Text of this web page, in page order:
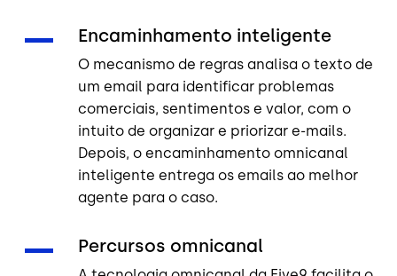
Encaminhamento inteligente
O mecanismo de regras analisa o texto de
um email para identificar problemas
comerciais, sentimentos e valor, com o
intuito de organizar e priorizar e-mails.
Depois, o encaminhamento omnicanal
inteligente entrega os emails ao melhor
agente para o caso.
Percursos omnicanal